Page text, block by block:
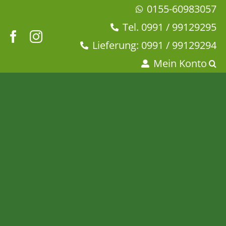
springen
0155-60983057
Tel. 0991 / 99129295
Lieferung: 0991 / 99129294
Mein Konto